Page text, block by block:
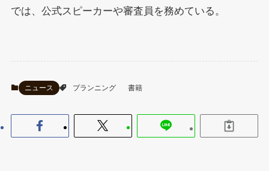
では、公式スピーカーや審査員を務めている。
ニュース プランニング 書籍